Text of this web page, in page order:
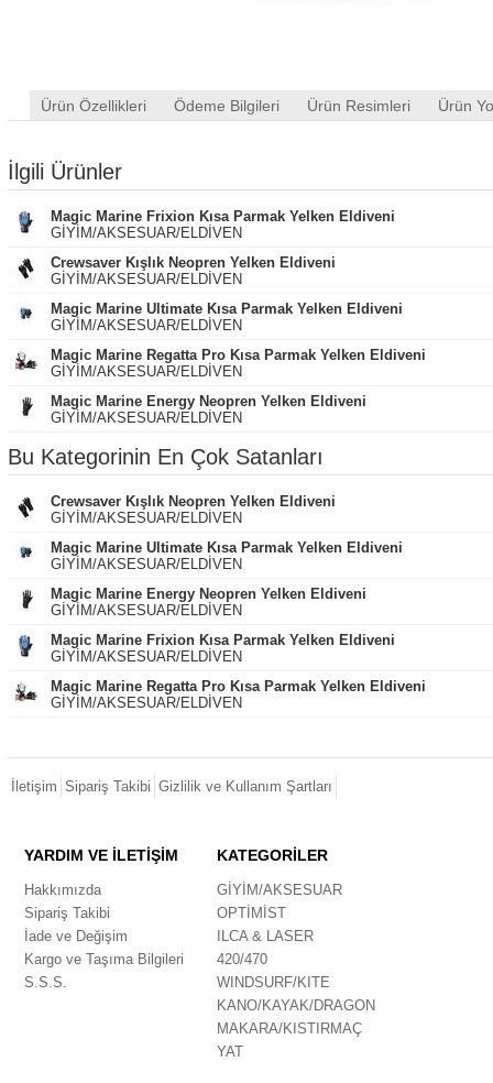
Ürün Özellikleri Ödeme Bilgileri Ürün Resimleri Ürün
İlgili Ürünler
Magic Marine Frixion Kısa Parmak Yelken Eldiveni
GİYİM/AKSESUAR/ELDİVEN
Crewsaver Kışlık Neopren Yelken Eldiveni
GİYİM/AKSESUAR/ELDİVEN
Magic Marine Ultimate Kısa Parmak Yelken Eldiveni
GİYİM/AKSESUAR/ELDİVEN
Magic Marine Regatta Pro Kısa Parmak Yelken Eldiveni
GİYİM/AKSESUAR/ELDİVEN
Magic Marine Energy Neopren Yelken Eldiveni
GİYİM/AKSESUAR/ELDİVEN
Bu Kategorinin En Çok Satanları
Crewsaver Kışlık Neopren Yelken Eldiveni
GİYİM/AKSESUAR/ELDİVEN
Magic Marine Ultimate Kısa Parmak Yelken Eldiveni
GİYİM/AKSESUAR/ELDİVEN
Magic Marine Energy Neopren Yelken Eldiveni
GİYİM/AKSESUAR/ELDİVEN
Magic Marine Frixion Kısa Parmak Yelken Eldiveni
GİYİM/AKSESUAR/ELDİVEN
Magic Marine Regatta Pro Kısa Parmak Yelken Eldiveni
GİYİM/AKSESUAR/ELDİVEN
İletişim Sipariş Takibi Gizlilik ve Kullanım Şartları
YARDIM VE İLETİŞİM
Hakkımızda
Sipariş Takibi
İade ve Değişim
Kargo ve Taşıma Bilgileri
S.S.S.
KATEGORİLER
GİYİM/AKSESUAR
OPTİMİST
ILCA & LASER
420/470
WINDSURF/KITE
KANO/KAYAK/DRAGON
MAKARA/KISTIRMAÇ
YAT